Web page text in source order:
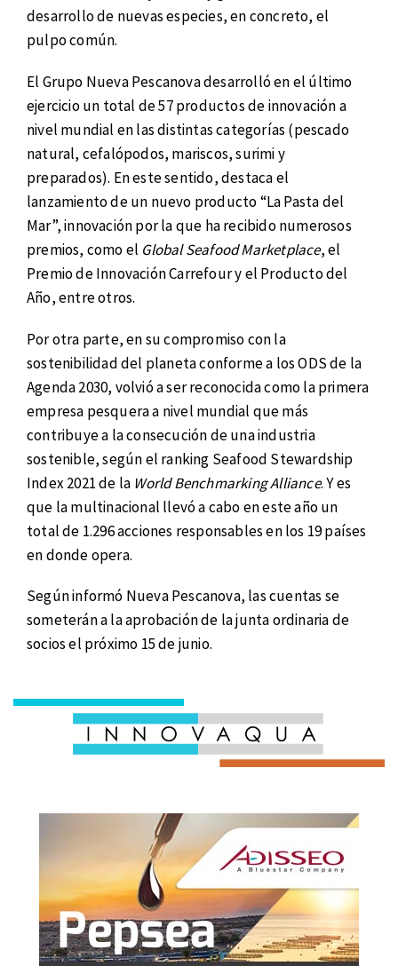
desarrollo de nuevas especies, en concreto, el
pulpo común.
El Grupo Nueva Pescanova desarrolló en el último
ejercicio un total de 57 productos de innovación a
nivel mundial en las distintas categorías (pescado
natural, cefalópodos, mariscos, surimi y
preparados). En este sentido, destaca el
lanzamiento de un nuevo producto “La Pasta del
Mar”, innovación por la que ha recibido numerosos
premios, como el Global Seafood Marketplace, el
Premio de Innovación Carrefour y el Producto del
Año, entre otros.
Por otra parte, en su compromiso con la
sostenibilidad del planeta conforme a los ODS de la
Agenda 2030, volvió a ser reconocida como la primera
empresa pesquera a nivel mundial que más
contribuye a la consecución de una industria
sostenible, según el ranking Seafood Stewardship
Index 2021 de la World Benchmarking Alliance. Y es
que la multinacional llevó a cabo en este año un
total de 1.296 acciones responsables en los 19 países
en donde opera.
Según informó Nueva Pescanova, las cuentas se
someterán a la aprobación de la junta ordinaria de
socios el próximo 15 de junio.